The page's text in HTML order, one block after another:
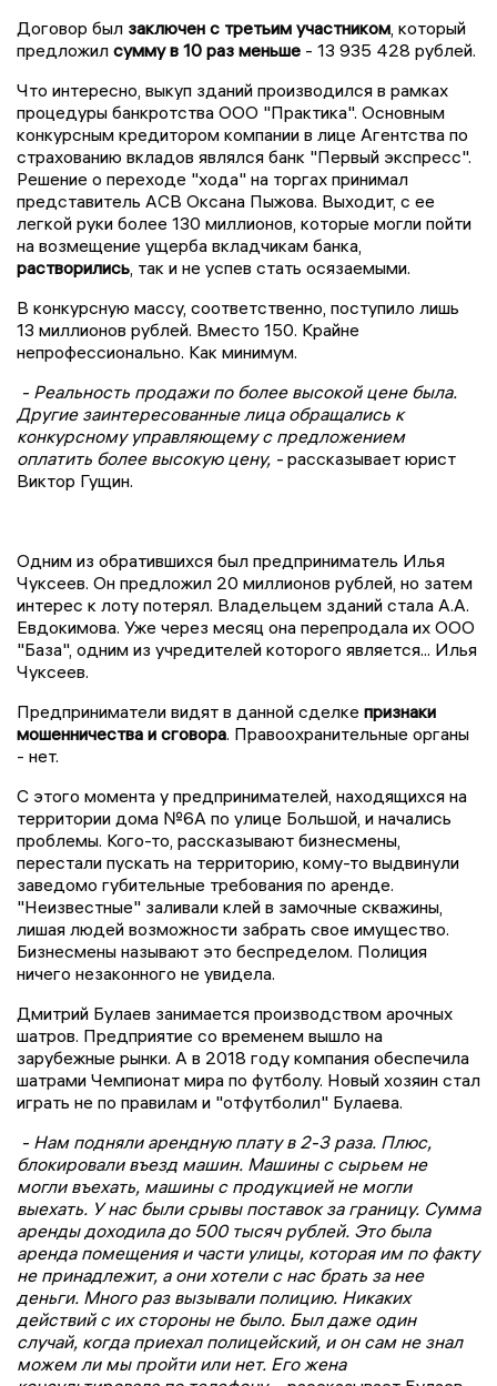
Договор был заключен с третьим участником , который
предложил сумму в 10 раз меньше - 13 935 428 рублей.
Что интересно, выкуп зданий производился в рамках
процедуры банкротства ООО "Практика". Основным
конкурсным кредитором компании в лице Агентства по
страхованию вкладов являлся банк "Первый экспресс".
Решение о переходе "хода" на торгах принимал
представитель АСВ Оксана Пыжова. Выходит, с ее
легкой руки более 130 миллионов, которые могли пойти
на возмещение ущерба вкладчикам банка,
растворились , так и не успев стать осязаемыми.
В конкурсную массу, соответственно, поступило лишь
13 миллионов рублей. Вместо 150. Крайне
непрофессионально. Как минимум.
- Реальность продажи по более высокой цене была.
Другие заинтересованные лица обращались к
конкурсному управляющему с предложением
оплатить более высокую цену, - рассказывает юрист
Виктор Гущин.
Одним из обратившихся был предприниматель Илья
Чуксеев. Он предложил 20 миллионов рублей, но затем
интерес к лоту потерял. Владельцем зданий стала А.А.
Евдокимова. Уже через месяц она перепродала их ООО
"База", одним из учредителей которого является... Илья
Чуксеев.
Предприниматели видят в данной сделке признаки
мошенничества и сговора. Правоохранительные органы
- нет.
С этого момента у предпринимателей, находящихся на
территории дома №6А по улице Большой, и начались
проблемы. Кого-то, рассказывают бизнесмены,
перестали пускать на территорию, кому-то выдвинули
заведомо губительные требования по аренде.
"Неизвестные" заливали клей в замочные скважины,
лишая людей возможности забрать свое имущество.
Бизнесмены называют это беспределом. Полиция
ничего незаконного не увидела.
Дмитрий Булаев занимается производством арочных
шатров. Предприятие со временем вышло на
зарубежные рынки. А в 2018 году компания обеспечила
шатрами Чемпионат мира по футболу. Новый хозяин стал
играть не по правилам и "отфутболил" Булаева.
- Нам подняли арендную плату в 2-3 раза. Плюс,
блокировали въезд машин. Машины с сырьем не
могли въехать, машины с продукцией не могли
выехать. У нас были срывы поставок за границу. Сумма
аренды доходила до 500 тысяч рублей. Это была
аренда помещения и части улицы, которая им по факту
не принадлежит, а они хотели с нас брать за нее
деньги. Много раз вызывали полицию. Никаких
действий с их стороны не было. Был даже один
случай, когда приехал полицейский, и он сам не знал
можем ли мы пройти или нет. Его жена